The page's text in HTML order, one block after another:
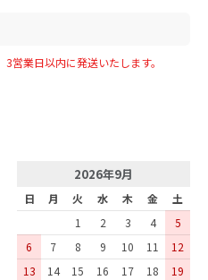
3営業日以内に発送いたします。
2026年9月
日 月 火 水 木 金
土
1
2 3 4
5
6
7 8 9 10 11
12
13
14 15 16 17 18
19